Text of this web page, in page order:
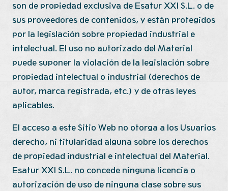
son de propiedad exclusiva de Esatur XXI S.L. o de
sus proveedores de contenidos, y están protegidos
por la legislación sobre propiedad industrial e
intelectual. El uso no autorizado del Material
puede suponer la violación de la legislación sobre
propiedad intelectual o industrial (derechos de
autor, marca registrada, etc.) y de otras leyes
aplicables.
El acceso a este Sitio Web no otorga a los Usuarios
derecho, ni titularidad alguna sobre los derechos
de propiedad industrial e intelectual del Material.
Esatur XXI S.L. no concede ninguna licencia o
autorización de uso de ninguna clase sobre sus